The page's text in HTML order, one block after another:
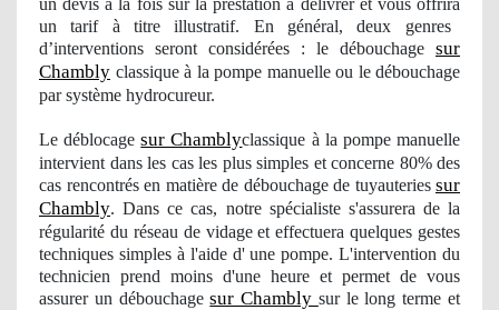
untarif à titre illustratif. En général, deux genres
d’interventions seront considérées : le débouchage sur
Chambly classique à la pompe manuelle ou le débouchage
par système hydrocureur.
Le déblocagesur Chamblyclassique à la pompe manuelle
intervient dans les cas les plus simples et concerne 80% des
cas rencontrés en matière de débouchage de tuyauteries sur
Chambly. Dans ce cas, notre spécialiste s'assurera de la
régularité du réseau de vidage et effectuera quelques gestes
techniques simples à l'aide d' une pompe. L'intervention du
technicien prend moins d'une heure et permet de vous
assurerun débouchagesur Chambly sur le long terme et